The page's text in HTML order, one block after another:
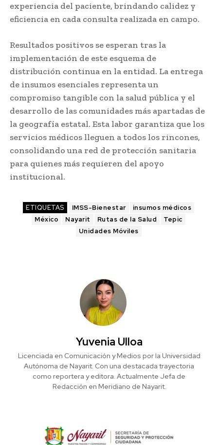
experiencia del paciente, brindando calidez y
eficiencia en cada consulta realizada en campo.
Resultados positivos se esperan tras la
implementación de este esquema de
distribución continua en la entidad. La entrega
de insumos esenciales representa un
compromiso tangible con la salud pública y el
desarrollo de las comunidades más apartadas de
la geografía estatal. Esta labor garantiza que los
servicios médicos lleguen a todos los rincones,
consolidando una red de protección sanitaria
para quienes más requieren del apoyo
institucional.
ETIQUETAS IMSS-Bienestar
insumos médicos
México
Nayarit Rutas de la Salud
Tepic
Unidades Móviles
Yuvenia Ulloa
Licenciada en Comunicación y Medios por la Universidad
Autónoma de Nayarit. Con una destacada trayectoria
como reportera y editora. Actualmente Jefa de
Redacción en Meridiano de Nayarit.